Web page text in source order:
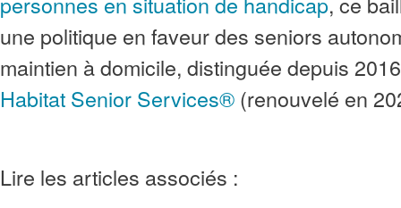
une politique en faveur des seniors
maintien à domicile, distinguée depuis
Habitat Senior Services® (renouvelé en
Lire les articles associés :